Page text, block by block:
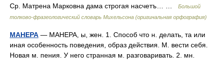
Ср. Матрена Марковна дама строгая насчетъ… …
Большой
толково-фразеологический словарь Михельсона (оригинальная орфография)
МАНЕРА — МАНЕРА, ы, жен. 1. Способ что н. делать, та или
иная особенность поведения, образ действия. М. вести себя.
Новая м. пения. У него странная м. разговаривать. 2. мн.